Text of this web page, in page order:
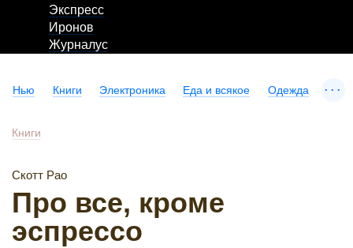
Экспресс
Иронов
Журналус
Нью Книги Электроника Еда и всякое Одежда ...
Книги
Скотт Рао
Про все, кроме
эспрессо